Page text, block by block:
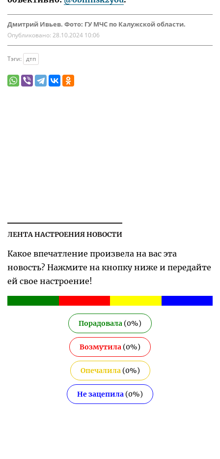
Дмитрий Ивьев. Фото: ГУ МЧС по Калужской области.
Опубликовано: 28.10.2024 10:06
Тэги: дтп
ЛЕНТА НАСТРОЕНИЯ НОВОСТИ
Какое впечатление произвела на вас эта
новость? Нажмите на кнопку ниже и передайте
ей свое настроение!
Порадовала (0%)
Возмутила (0%)
Опечалила(0%)
Не зацепила (0%)